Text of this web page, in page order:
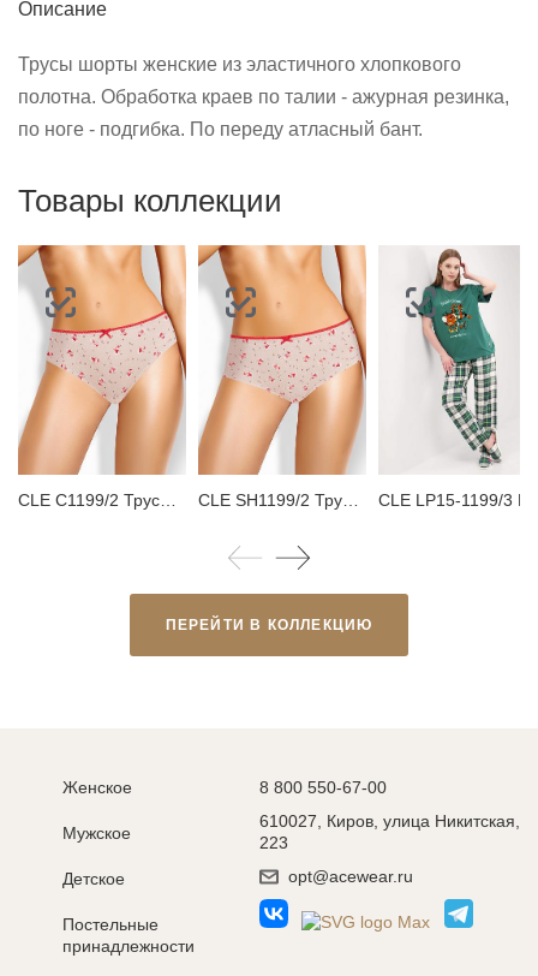
Описание
Трусы шорты женские из эластичного хлопкового
полотна. Обработка краев по талии - ажурная резинка,
по ноге - подгибка. По переду атласный бант.
Товары коллекции
ПЕРЕЙТИ В КОЛЛЕКЦИЮ
Женское
Мужское
Детское
Постельные
принадлежности
8 800 550-67-00
610027, Киров, улица Никитская,
223
opt@acewear.ru